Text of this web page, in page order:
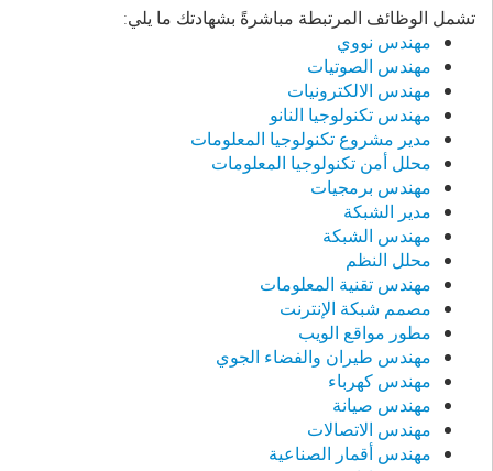
تشمل الوظائف المرتبطة مباشرةً بشهادتك ما يلي:
مهندس نووي
مهندس الصوتيات
مهندس الالكترونيات
مهندس تكنولوجيا النانو
مدير مشروع تكنولوجيا المعلومات
محلل أمن تكنولوجيا المعلومات
مهندس برمجيات
مدير الشبكة
مهندس الشبكة
محلل النظم
مهندس تقنية المعلومات
مصمم شبكة الإنترنت
مطور مواقع الويب
مهندس طيران والفضاء الجوي
مهندس كهرباء
مهندس صيانة
مهندس الاتصالات
مهندس أقمار الصناعية